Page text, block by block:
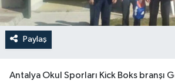
Paylaş
Antalya Okul Sporları Kick Boks branşı